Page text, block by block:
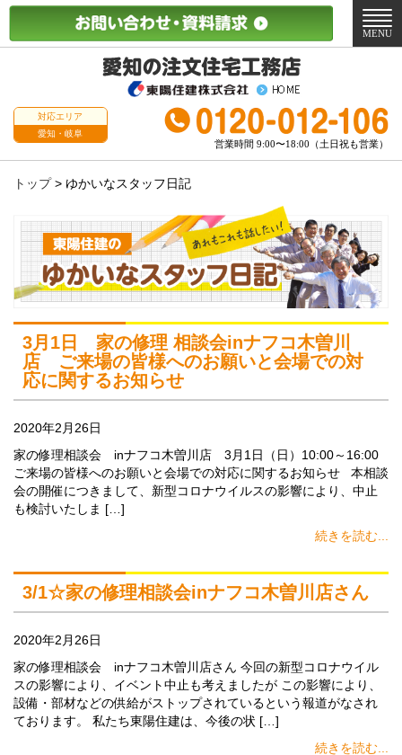
対応エリア
愛知・岐阜
営業時間 9:00〜18:00（土日祝も営業）
メ
ニ
MENU
トップ> ゆかいなスタッフ日記
3月1日 家の修理 相談会inナフコ木曽川
店 ご来場の皆様へのお願いと会場での対
応に関するお知らせ
2020年2月26日
家の修理相談会 inナフコ木曽川店 3月1日（日）10:00～16:00
ご来場の皆様へのお願いと会場での対応に関するお知らせ 本相談
会の開催につきまして、新型コロナウイルスの影響により、中止
も検討いたしま […]
続きを読む...
3/1☆家の修理相談会inナフコ木曽川店さん
2020年2月26日
家の修理相談会 inナフコ木曽川店さん 今回の新型コロナウイル
スの影響により、イベント中止も考えましたが この影響により、
設備・部材などの供給がストップされているという報道がなされ
ております。 私たち東陽住建は、今後の状 […]
続きを読む...